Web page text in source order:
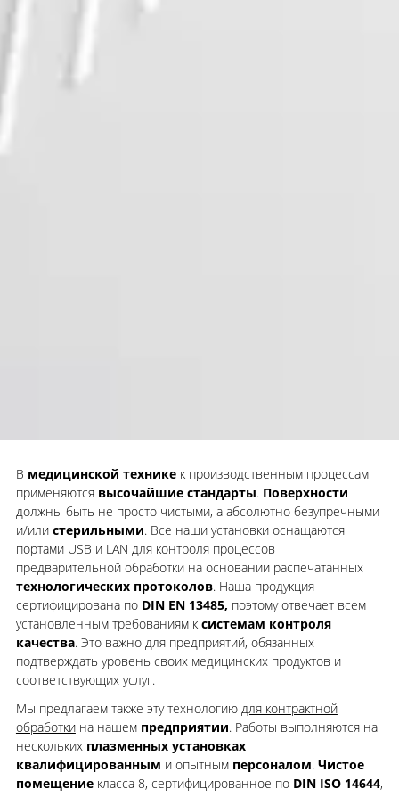
В медицинской технике к производственным процессам
применяются высочайшие стандарты. Поверхности
должны быть не просто чистыми, а абсолютно безупречными
и/или стерильными. Все наши установки оснащаются
портами USB и LAN для контроля процессов
предварительной обработки на основании распечатанных
технологических протоколов. Наша продукция
сертифицирована по DIN EN 13485, поэтому отвечает всем
установленным требованиям к системам контроля
качества. Это важно для предприятий, обязанных
подтверждать уровень своих медицинских продуктов и
соответствующих услуг.
Мы предлагаем также эту технологию для контрактной
обработкина нашем предприятии. Работы выполняются на
нескольких плазменных установках
квалифицированным и опытным персоналом. Чистое
помещениекласса 8, сертифицированное по DIN ISO 14644,